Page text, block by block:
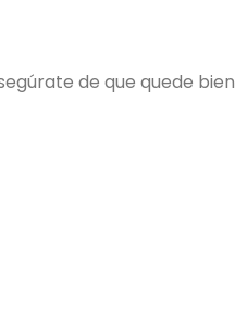
de que quede bien